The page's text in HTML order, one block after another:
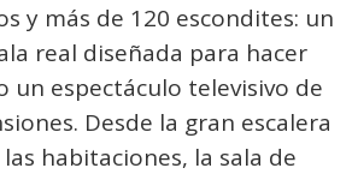
y más de 120 escondites: un
real diseñada para hacer
un espectáculo televisivo de
Desde la gran escalera
habitaciones, la sala de